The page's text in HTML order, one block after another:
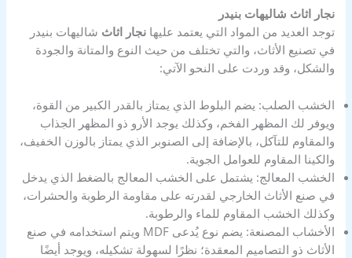
نجار اثاث شاليهات بنيدر
توجد العديد من المواد التي يعتمد عليهانجار اثاث شاليهات بنيدر
في تصنيع الأثاث، والتي تختلف من حيث النوع والمتانة والجودة
والشكل، وقد وردت على النحو الآتي:
الخشب الصلب: يضم البلوط الذي يمتاز بالقدر الكبير من القوة،
ويوفر لك المظهر الفخم، وكذلك يوجد الأرو ذو المظهر الجذاب
والمقاوم للتآكل، بالإضافة إلى الصنوبر الذي يمتاز بالوزن الخفيف،
والكينا المقاوم للعوامل الجوية.
الخشب المعالج: يشتمل على الخشب المعالج بالضغط الذي يدخل
في صنع الأثاث الخارجي لقدرته على مقاومة الرطوبة والحشرات،
وكذلك الخشب المقاوم للماء والرطوبة.
الأخشاب المصنعة: يضم نوع يُدعى MDF ويتم استخدامه في صنع
الأثاث ذو التصاميم المعقدة؛ نظرًا لسهولة تشكيله، ويوجد أيضًا